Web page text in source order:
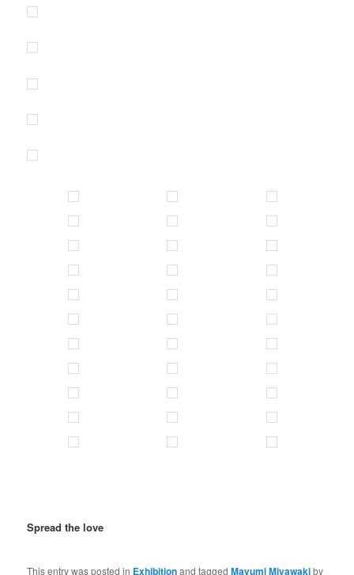
Spread the love
This entry was posted in Exhibitionand taggedMayumi Miyawakiby